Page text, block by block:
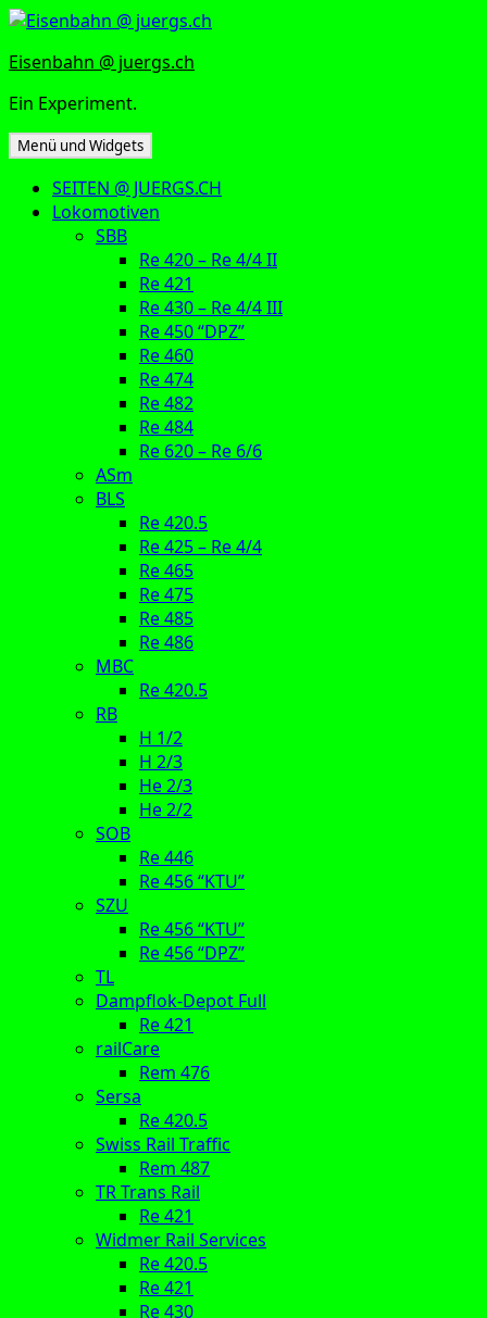
Zum
springen
Eisenbahn @ juergs.ch
Ein Experiment.
Menü und Widgets
SEITEN @ JUERGS.CH
Lokomotiven
SBB
Re 420 – Re 4/4 II
Re 421
Re 430 – Re 4/4 III
Re 450 “DPZ”
Re 460
Re 474
Re 482
Re 484
Re 620 – Re 6/6
ASm
BLS
Re 420.5
Re 425 – Re 4/4
Re 465
Re 475
Re 485
Re 486
MBC
Re 420.5
RB
H 1/2
H 2/3
He 2/3
He 2/2
SOB
Re 446
Re 456 “KTU”
SZU
Re 456 “KTU”
Re 456 “DPZ”
TL
Dampflok-Depot Full
Re 421
railCare
Rem 476
Sersa
Re 420.5
Swiss Rail Traffic
Rem 487
TR Trans Rail
Re 421
Widmer Rail Services
Re 420.5
Re 421
Re 430